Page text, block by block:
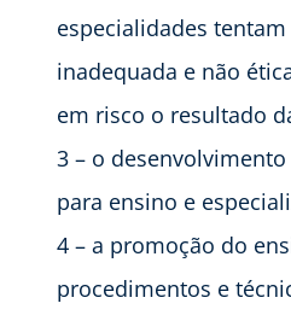
especialidades
inadequada e não
em risco o resultado
3 – o
para ensino e
4 – a promoção do
procedimentos e